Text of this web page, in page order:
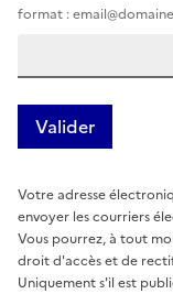
format :
Votre adresse
envoyer les courriers
Vous pourrez, à tout
droit d'accès et de
Uniquement s'il est